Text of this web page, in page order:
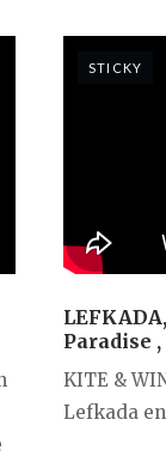
STICKY
Paradise ,
KITE &
Lefkada